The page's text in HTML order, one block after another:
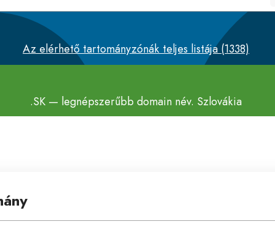
Az elérhető tartományzónák teljes listája (1338)
.SK — legnépszerűbb domain név. Szlovákia